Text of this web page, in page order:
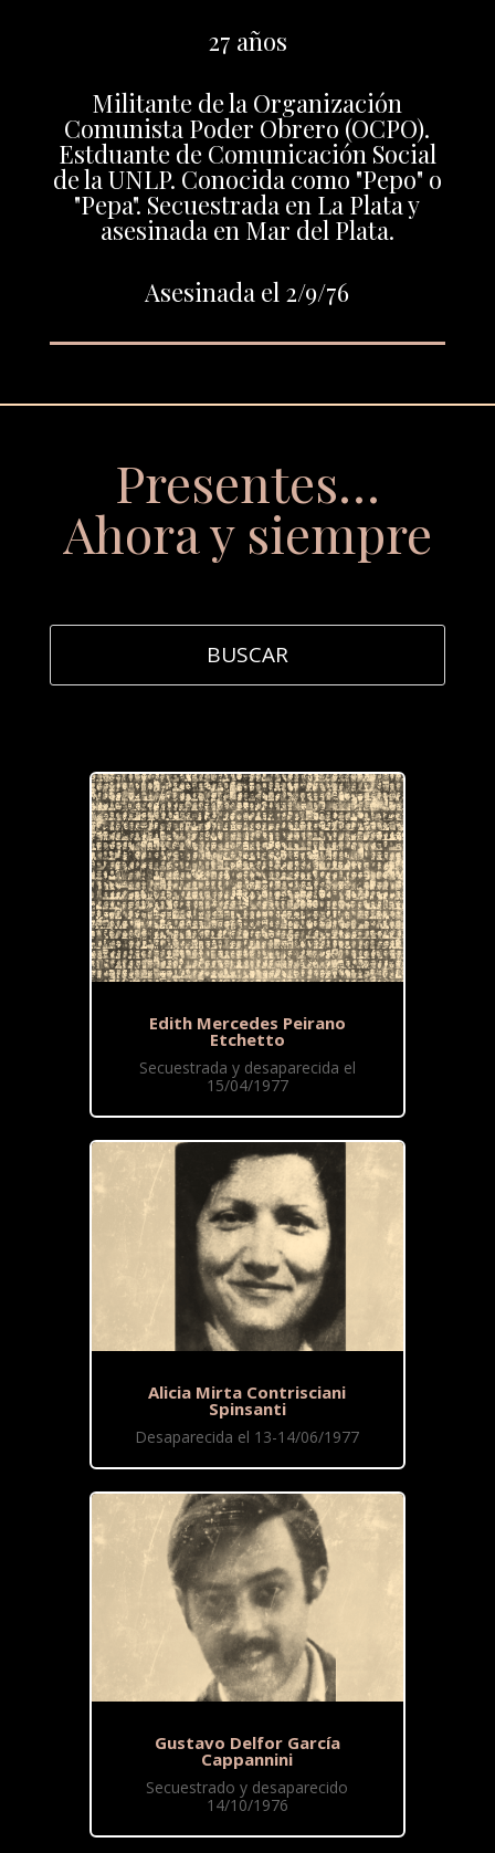
27 años
Militante de la Organización
Comunista Poder Obrero (OCPO).
Estduante de Comunicación Social
de la UNLP. Conocida como "Pepo" o
"Pepa". Secuestrada en La Plata y
asesinada en Mar del Plata.
Asesinada el 2/9/76
Presentes…
Ahora y siempre
Edith Mercedes Peirano
Etchetto
Secuestrada y desaparecida el
15/04/1977
Alicia Mirta Contrisciani
Spinsanti
Desaparecida el 13-14/06/1977
Gustavo Delfor García
Cappannini
Secuestrado y desaparecido
14/10/1976